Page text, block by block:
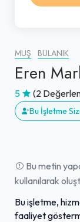
MUŞ BULANIK
Eren
5 (2
Bu İşletme
Bu metin
kullanılarak
Bu işletme,
faaliyet